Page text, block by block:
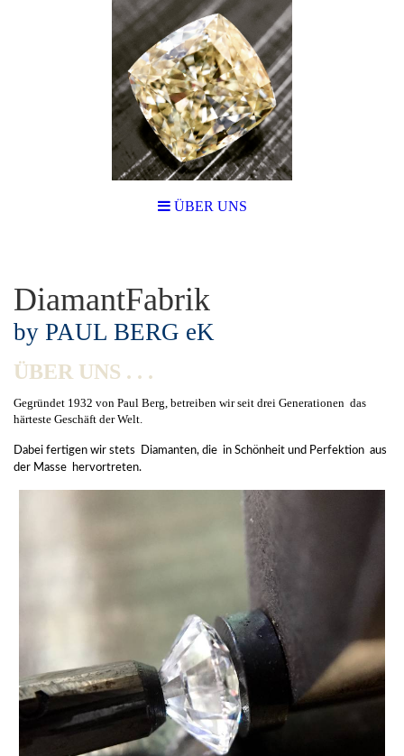
ÜBER UNS
DiamantFabrik
by PAUL BERG eK
ÜBER UNS . . .
Gegründet 1932 von Paul Berg, betreiben wir seit drei Generationen das
härteste Geschäft der Welt.
Dabei fertigen wir stets Diamanten, die in Schönheit und Perfektion aus
der Masse hervortreten.